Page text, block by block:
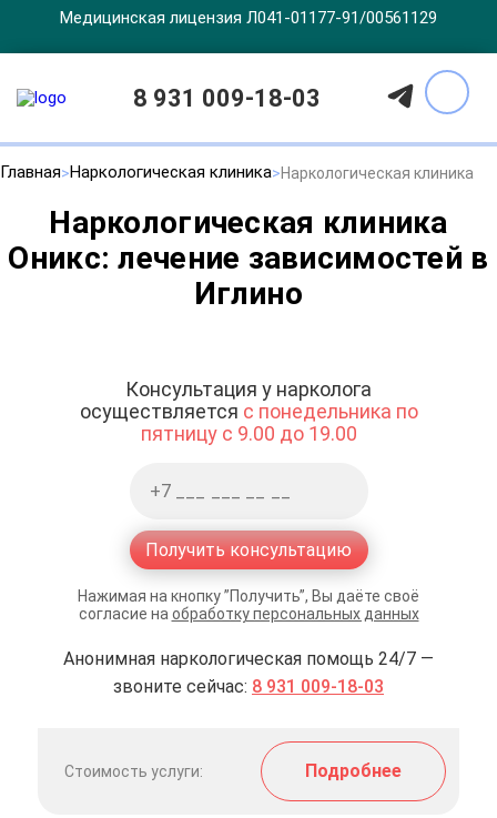
Медицинская лицензия Л041-01177-91/00561129
8 931 009-18-03
Главная Наркологическая клиника Наркологическая клиника
Наркологическая клиника
Оникс: лечение зависимостей в
Иглино
Консультация у нарколога
осуществляется с понедельника по
пятницу с 9.00 до 19.00
Получить консультацию
Нажимая на кнопку ”Получить”, Вы даёте своё
согласие на обработку персональных данных
Анонимная наркологическая помощь 24/7 —
звоните сейчас: 8 931 009-18-03
Стоимость услуги: Подробнее